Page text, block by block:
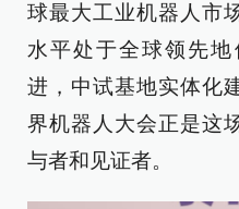
球最大工业机器人市
水平处于全球领先
进，中试基地实体化
界机器人大会正是这
与者和见证者。